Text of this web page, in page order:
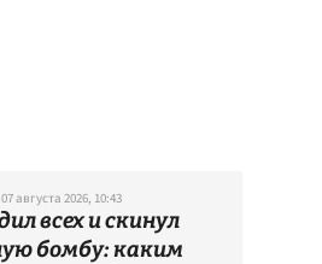
07 августа 2026, 10:43
всех и скинул
бомбу: каким